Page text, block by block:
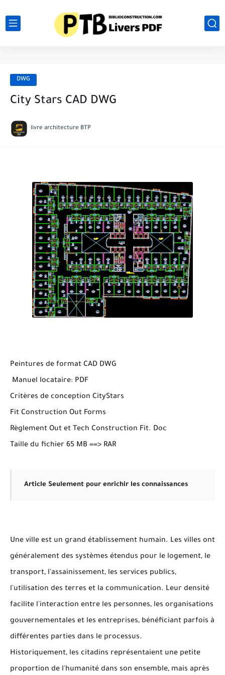
DWG
City Stars CAD DWG
livre architecture BTP
Peintures de format CAD DWG
Manuel locataire: PDF
Critères de conception CityStars
Fit Construction Out Forms
Règlement Out et Tech Construction Fit. Doc
Taille du fichier 65 MB ==> RAR
Article Seulement pour enrichir les connaissances
Une ville est un grand établissement humain. Les villes ont
généralement des systèmes étendus pour le logement, le
transport, l'assainissement, les services publics,
l'utilisation des terres et la communication. Leur densité
facilite l'interaction entre les personnes, les organisations
gouvernementales et les entreprises, bénéficiant parfois à
différentes parties dans le processus.
Historiquement, les citadins représentaient une petite
proportion de l'humanité dans son ensemble, mais après